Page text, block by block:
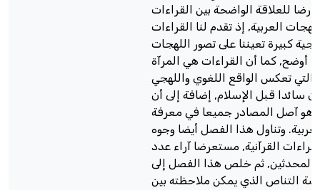
للعلاقة الواضحة بين القراءات
العربية, إذ تقدم لنا القراءات
كبيرة تعيننا على تصور اللهجات
أوضح, كما أن القراءات هي المرآة
التي تعكس الواقع اللغوي واللهجي
سائدا قبل الإسلام, إضافة إلى أن
هو آصل المصادر جميعا في معرفة
وتناول هذا الفصل أيضا وجوه
القرآنية, مستعرضا آراء عدد
والمحدثين, ثم خلص هذا الفصل إلى
التناص الذي يمكن ملاحظته بين